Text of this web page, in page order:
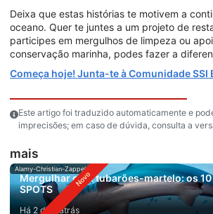
Deixa que estas histórias te motivem a
oceano. Quer te juntes a um projeto de
participes em mergulhos de limpeza ou
conservação marinha, podes fazer a
Começa hoje! Junta-te à Comunidade SSI
Este artigo foi traduzido automaticamente e
imprecisões; em caso de dúvida, consulta a
mais
Alamy-Christian-Zappel
Mergulhar com tubarões-martelo: os 10
SPOTS
Há 2 dias atrás